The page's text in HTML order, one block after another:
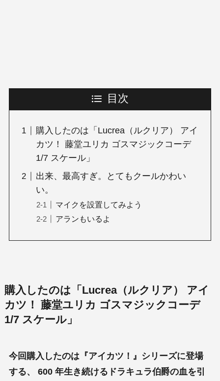
目次
購入したのは「Lucrea（ルクリア） アイ
カツ！ 藤堂ユリカ ゴスマジックコーデ
1/7 スケール」
出来、最高すぎ。とてもクールかわい
い。
マイクを設置してみよう
アランもいるよ
購入したのは「Lucrea（ルクリア） アイ
カツ！ 藤堂ユリカ ゴスマジックコーデ
1/7 スケール」
今回購入したのは『アイカツ！ 』 シリーズに登場
する、
600 年生き続けるドラキュラ伯爵の血を引